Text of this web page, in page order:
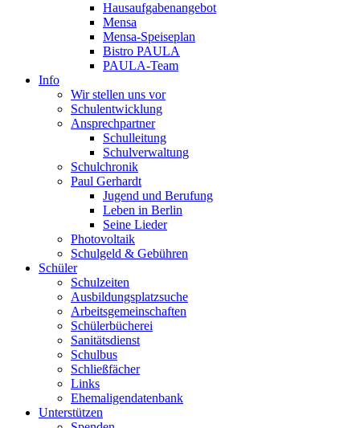
Hausaufgabenangebot
Mensa
Mensa-Speiseplan
Bistro PAULA
PAULA-Team
Info
Wir stellen uns vor
Schulentwicklung
Ansprechpartner
Schulleitung
Schulverwaltung
Schulchronik
Paul Gerhardt
Jugend und Berufung
Leben in Berlin
Seine Lieder
Photovoltaik
Schulgeld & Gebühren
Schüler
Schulzeiten
Ausbildungsplatzsuche
Arbeitsgemeinschaften
Schülerbücherei
Sanitätsdienst
Schulbus
Schließfächer
Links
Ehemaligendatenbank
Unterstützen